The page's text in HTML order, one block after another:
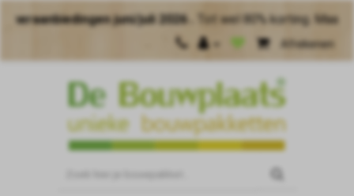
juni/juli 2026 .Tot wel 80% korting. Maak meer
Afrekenen